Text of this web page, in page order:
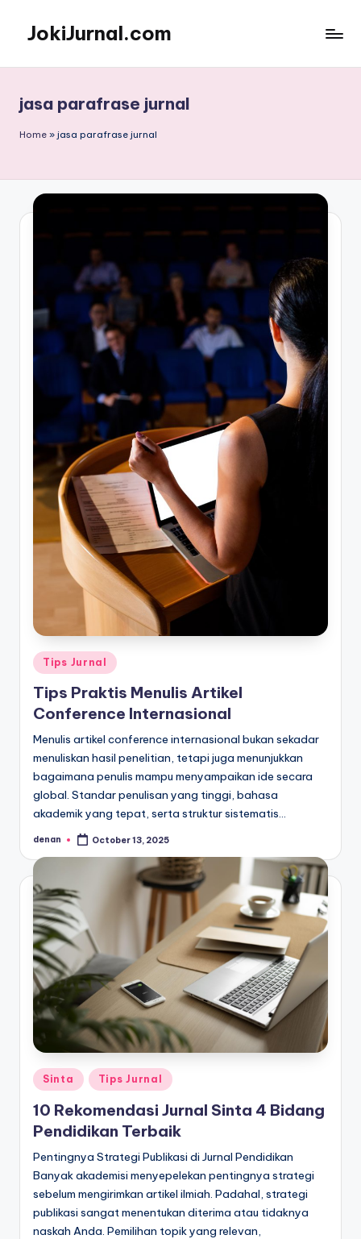
content
JokiJurnal.com
Publikasi
Jurnal
jasa parafrase jurnal
Home » jasa parafrase jurnal
Posted
in
Tips Jurnal
Tips Praktis Menulis Artikel
Conference Internasional
Menulis artikel conference internasional bukan sekadar
menuliskan hasil penelitian, tetapi juga menunjukkan
bagaimana penulis mampu menyampaikan ide secara
global. Standar penulisan yang tinggi, bahasa
akademik yang tepat, serta struktur sistematis…
Posted
denan October 13, 2025
Posted
Sinta Tips Jurnal
10 Rekomendasi Jurnal Sinta 4 Bidang
Pendidikan Terbaik
Pentingnya Strategi Publikasi di Jurnal Pendidikan
Banyak akademisi menyepelekan pentingnya strategi
sebelum mengirimkan artikel ilmiah. Padahal, strategi
publikasi sangat menentukan diterima atau tidaknya
naskah Anda. Pemilihan topik yang relevan,